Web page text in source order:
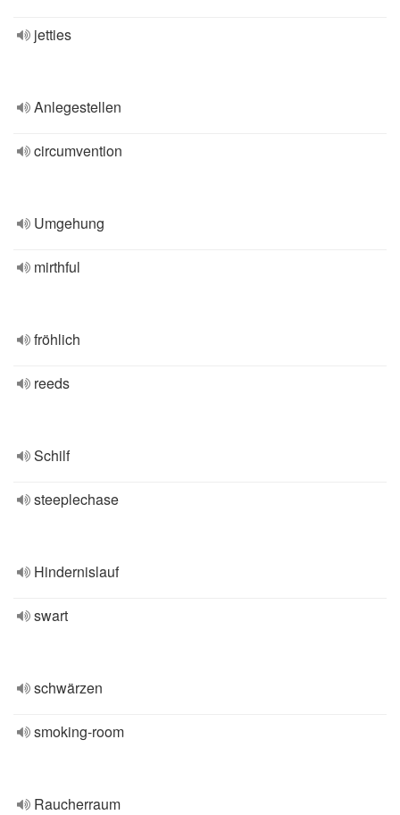
jetties
Anlegestellen
circumvention
Umgehung
mirthful
fröhlich
reeds
Schilf
steeplechase
Hindernislauf
swart
schwärzen
smoking-room
Raucherraum